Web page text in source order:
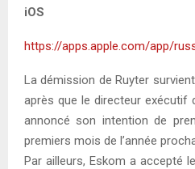
iOS
https://apps.apple.com/app/
La démission de Ruyter
après que le directeur exécutif
annoncé son intention de
premiers mois de l’année
Par ailleurs, Eskom a accepté